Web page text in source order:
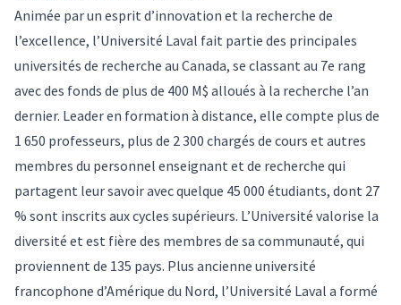
Animée par un esprit d’innovation et la recherche de
l’excellence, l’Université Laval fait partie des principales
universités de recherche au Canada, se classant au 7e rang
avec des fonds de plus de 400 M$ alloués à la recherche l’an
dernier. Leader en formation à distance, elle compte plus de
1 650 professeurs, plus de 2 300 chargés de cours et autres
membres du personnel enseignant et de recherche qui
partagent leur savoir avec quelque 45 000 étudiants, dont 27
% sont inscrits aux cycles supérieurs. L’Université valorise la
diversité et est fière des membres de sa communauté, qui
proviennent de 135 pays. Plus ancienne université
francophone d’Amérique du Nord, l’Université Laval a formé